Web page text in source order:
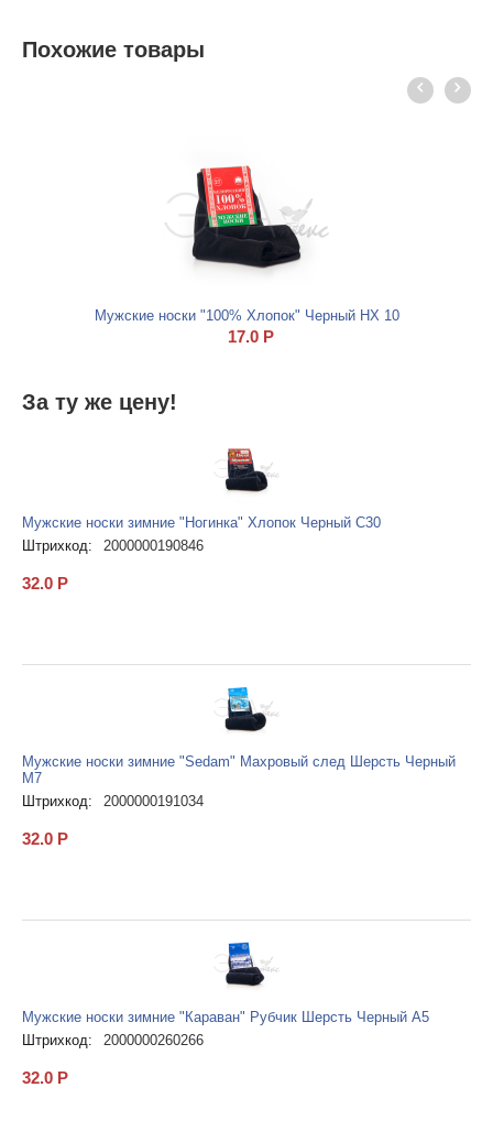
Похожие товары
Мужские носки "100% Хлопок" Черный НХ 10
17.0 Р
За ту же цену!
Мужские носки зимние "Ногинка" Хлопок Черный С30
Штрихкод:
2000000190846
32.0 Р
Мужские носки зимние "Sedam" Махровый след Шерсть Черный
М7
Штрихкод:
2000000191034
32.0 Р
Мужские носки зимние "Караван" Рубчик Шерсть Черный А5
Штрихкод:
2000000260266
32.0 Р